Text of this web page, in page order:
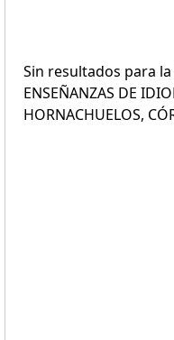
Sin resultados para la
ENSEÑANZAS DE
HORNACHUELOS,